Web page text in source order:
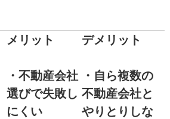
メリット
デメリット
・不動産会社
選びで失敗し
にくい
・自ら複数の
不動産会社と
やりとりしな